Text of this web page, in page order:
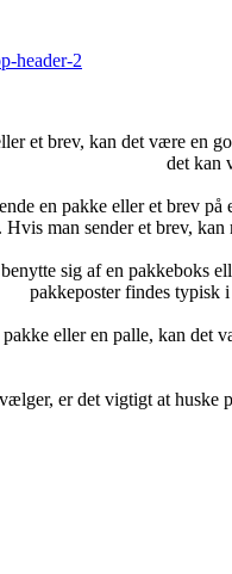
et brev, kan det være en
det kan
en pakke eller et brev
Hvis man sender et brev,
sig af en pakkeboks
pakkeposter findes typisk
eller en palle, kan det
er det vigtigt at huske